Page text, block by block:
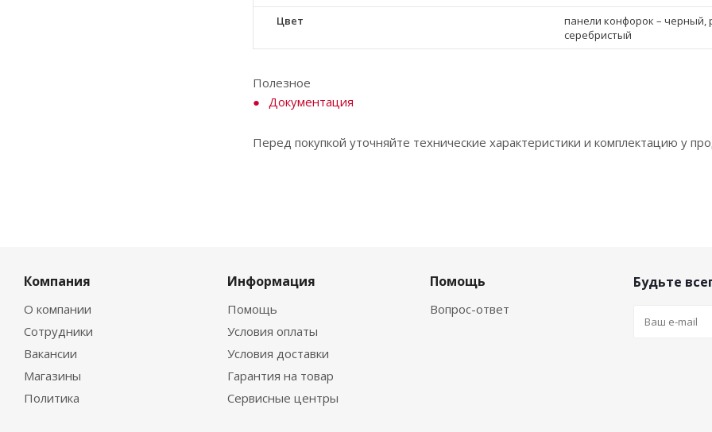
Цвет
панели конфорок – черный,
серебристый
Полезное
Документация
Перед покупкой уточняйте технические характеристики и комплектацию у
Компания
О компании
Сотрудники
Вакансии
Магазины
Политика
Информация
Помощь
Условия оплаты
Условия доставки
Гарантия на товар
Сервисные центры
Помощь
Вопрос-ответ
Будьте